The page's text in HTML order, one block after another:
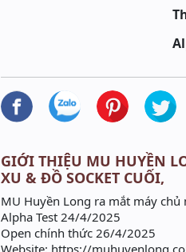
GIỚI THIỆU MU HUYỀN
XU & ĐỒ SOCKET CUỐI,
MU Huyền Long ra mắt máy
Alpha Test 24/4/2025
Open chính thức 26/4/2025
Website: https://